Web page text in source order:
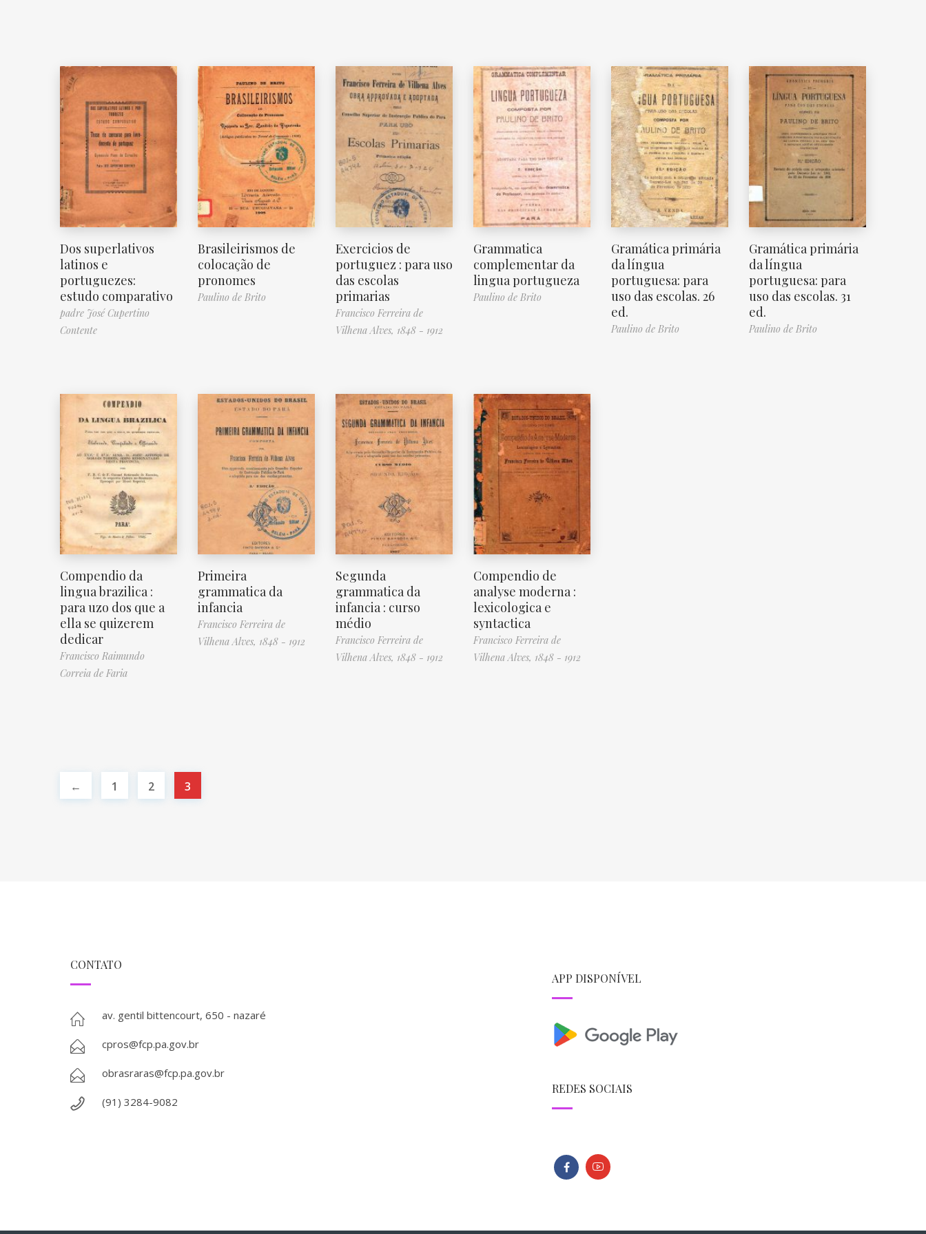
Dos superlativos
latinos e
portuguezes:
estudo comparativo
padre José Cupertino
Contente
Brasileirismos de
colocação de
pronomes
Paulino de Brito
Exercicios de
portuguez : para uso
das escolas
primarias
Francisco Ferreira de
Vilhena Alves, 1848 - 1912
Grammatica
complementar da
lingua portugueza
Paulino de Brito
Gramática primária
da língua
portuguesa: para
uso das escolas. 26
ed.
Paulino de Brito
Gramática primária
da língua
portuguesa: para
uso das escolas. 31
ed.
Paulino de Brito
Compendio da
lingua brazilica :
para uzo dos que a
ella se quizerem
dedicar
Francisco Raimundo
Correia de Faria
Primeira
grammatica da
infancia
Francisco Ferreira de
Vilhena Alves, 1848 - 1912
Segunda
grammatica da
infancia : curso
médio
Francisco Ferreira de
Vilhena Alves, 1848 - 1912
Compendio de
analyse moderna :
lexicologica e
syntactica
Francisco Ferreira de
Vilhena Alves, 1848 - 1912
← 1 2 3
CONTATO
av. gentil bittencourt, 650 - nazaré
cpros@fcp.pa.gov.br
obrasraras@fcp.pa.gov.br
(91) 3284-9082
APP DISPONÍVEL
REDES SOCIAIS